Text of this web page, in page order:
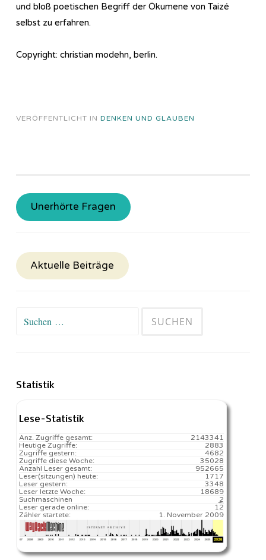
und bloß poetischen Begriff der Ökumene von Taizé
selbst zu erfahren.
Copyright: christian modehn, berlin.
VERÖFFENTLICHT IN DENKEN UND GLAUBEN
Unerhörte Fragen
Aktuelle Beiträge
Suchen
Statistik
Lese-Statistik
2143341
Anz. Zugriffe gesamt:
2883
Heutige Zugriffe:
4682
Zugriffe gestern:
35028
Zugriffe diese Woche:
952665
Anzahl Leser gesamt:
1717️
Leser(sitzungen) heute:
3348
Leser gestern:
18689️
Leser letzte Woche:
2
Suchmaschinen
12
Leser gerade online:
1. November 2009
Zähler startete: